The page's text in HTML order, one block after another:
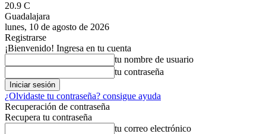
20.9 C
Guadalajara
lunes, 10 de agosto de 2026
Registrarse
¡Bienvenido! Ingresa en tu cuenta
tu nombre de usuario
tu contraseña
¿Olvidaste tu contraseña? consigue ayuda
Recuperación de contraseña
Recupera tu contraseña
tu correo electrónico